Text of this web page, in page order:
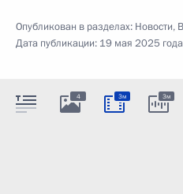
Опубликован в разделах: Новости,
Дата публикации: 19 мая 2025
4 3м 3м